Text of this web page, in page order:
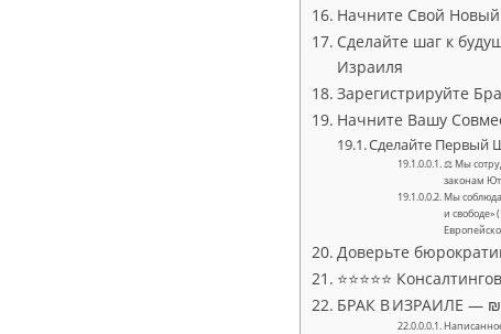
Начните Свой
Сделайте шаг к
Израиля
Зарегистрируйте
Начните Вашу
Сделайте Первый
⚖ Мы
законам
Мы
и свободе»
Доверьте
⭐⭐⭐⭐⭐
БРАК В ИЗРАИЛЕ —